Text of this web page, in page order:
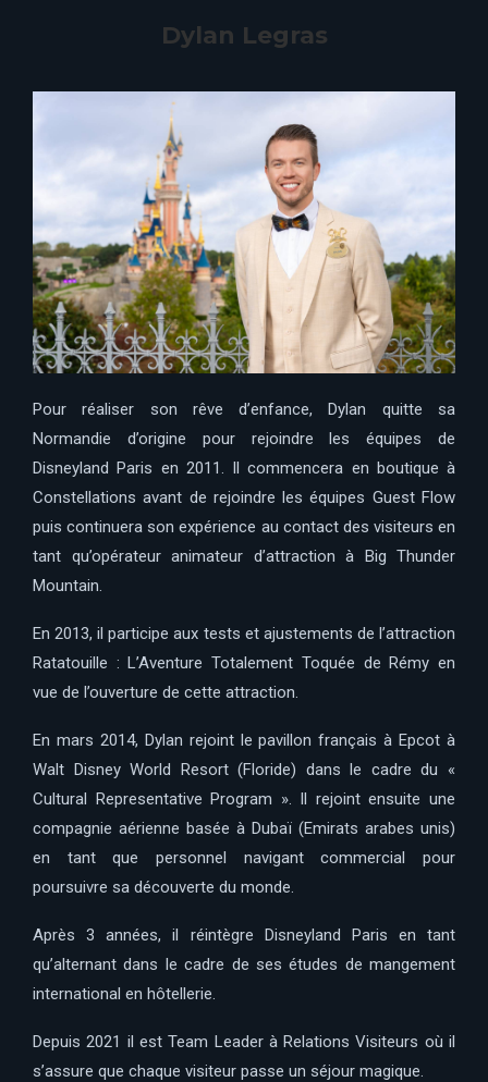
Dylan Legras
Pour réaliser son rêve d’enfance, Dylan quitte sa
Normandie d’origine pour rejoindre les équipes de
Disneyland Paris en 2011. Il commencera en boutique à
Constellations avant de rejoindre les équipes Guest Flow
puis continuera son expérience au contact des visiteurs en
tant qu’opérateur animateur d’attraction à Big Thunder
Mountain.
En 2013, il participe aux tests et ajustements de l’attraction
Ratatouille : L’Aventure Totalement Toquée de Rémy en
vue de l’ouverture de cette attraction.
En mars 2014, Dylan rejoint le pavillon français à Epcot à
Walt Disney World Resort (Floride) dans le cadre du «
Cultural Representative Program ». Il rejoint ensuite une
compagnie aérienne basée à Dubaï (Emirats arabes unis)
en tant que personnel navigant commercial pour
poursuivre sa découverte du monde.
Après 3 années, il réintègre Disneyland Paris en tant
qu’alternant dans le cadre de ses études de mangement
international en hôtellerie.
Depuis 2021 il est Team Leader à Relations Visiteurs où il
s’assure que chaque visiteur passe un séjour magique.